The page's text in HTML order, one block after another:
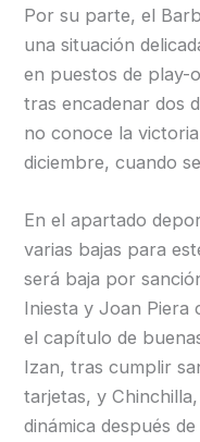
Por su parte, el
una situación
en puestos de play-
tras encadenar dos
no conoce la
diciembre, cuando
En el apartado
varias bajas para
será baja por
Iniesta y Joan Piera
el capítulo de
Izan, tras cumplir
tarjetas, y
dinámica después